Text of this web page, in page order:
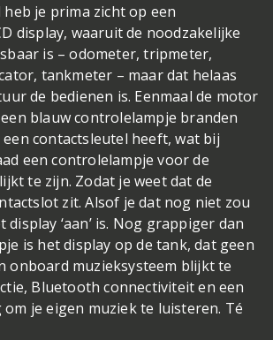
je prima zicht op een
display, waaruit de noodzakelijke
is – odometer, tripmeter,
tankmeter – maar dat helaas
de bedienen is. Eenmaal de motor
blauw controlelampje branden
contactsleutel heeft, wat bij
een controlelampje voor de
te zijn. Zodat je weet dat de
zit. Alsof je dat nog niet zou
‘aan’ is. Nog grappiger dan
is het display op de tank, dat geen
onboard muzieksysteem blijkt te
Bluetooth connectiviteit en een
je eigen muziek te luisteren. Té